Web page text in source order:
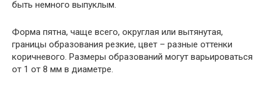
быть немного выпуклым.
Форма пятна, чаще всего, округлая или вытянутая,
границы образования резкие, цвет – разные оттенки
коричневого. Размеры образований могут варьироваться
от 1 от 8 мм в диаметре.